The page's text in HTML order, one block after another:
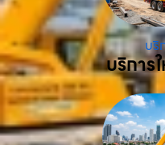
บริ
บริการ